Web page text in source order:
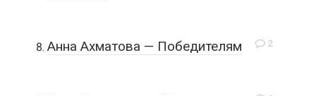
2
Анна Ахматова — Победителям